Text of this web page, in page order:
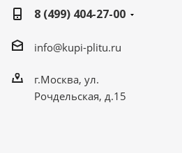
8 (499) 404-27-00
info@kupi-plitu.ru
г.Москва, ул.
Рочдельская, д.15